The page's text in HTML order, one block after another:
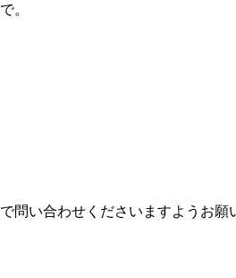
。
い合わせくださいますようお願